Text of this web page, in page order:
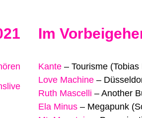
Im
Kante – Tourisme
Love Machine –
Ruth Mascelli – Another
Ela Minus – Megapunk